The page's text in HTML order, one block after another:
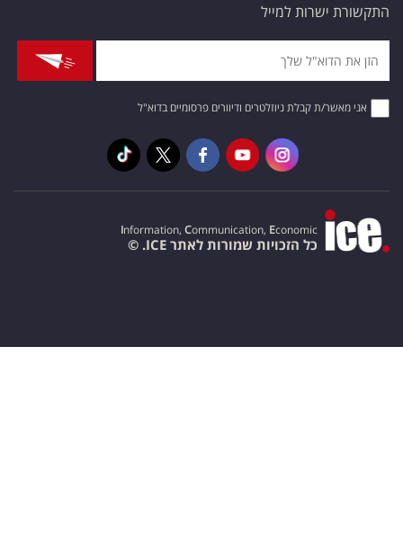
התקשורת ישרות למייל
אני מאשר/ת קבלת ניוזלטרים ודיוורים פרסומיים בדוא"ל
Information, Communication, Economic
כל הזכויות שמורות לאתר ICE. ©